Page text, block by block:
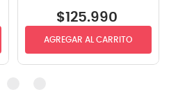
$125.990
AGREGAR AL CARRITO